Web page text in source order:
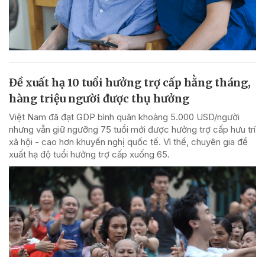
Đề xuất hạ 10 tuổi hưởng trợ cấp hằng tháng,
hàng triệu người được thụ hưởng
Việt Nam đã đạt GDP bình quân khoảng 5.000 USD/người
nhưng vẫn giữ ngưỡng 75 tuổi mới được hưởng trợ cấp hưu trí
xã hội - cao hơn khuyến nghị quốc tế. Vì thế, chuyên gia đề
xuất hạ độ tuổi hưởng trợ cấp xuống 65.